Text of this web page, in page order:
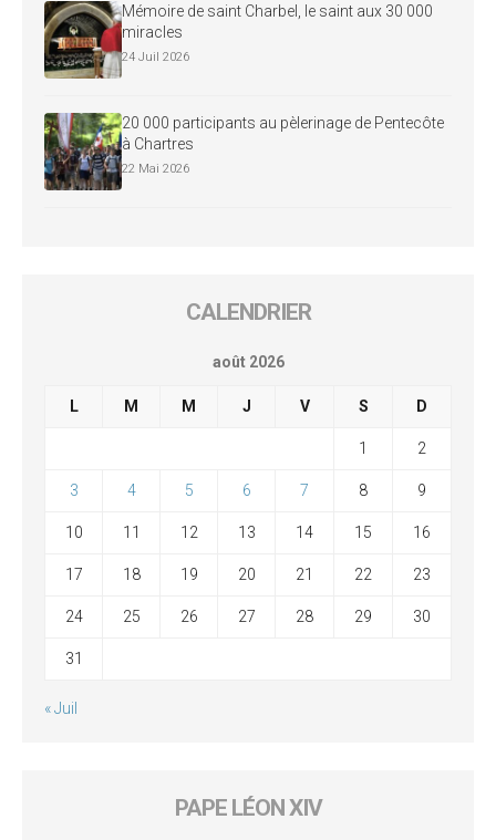
Mémoire de saint Charbel, le saint aux 30 000
miracles
24 Juil 2026
20 000 participants au pèlerinage de Pentecôte
à Chartres
22 Mai 2026
CALENDRIER
août 2026
L M M J V S D
1 2
3 4 5 6 7 8 9
10 11 12 13 14 15 16
17 18 19 20 21 22 23
24 25 26 27 28 29 30
31
« Juil
PAPE LÉON XIV